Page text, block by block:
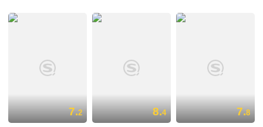
7.2 8.4 7.8